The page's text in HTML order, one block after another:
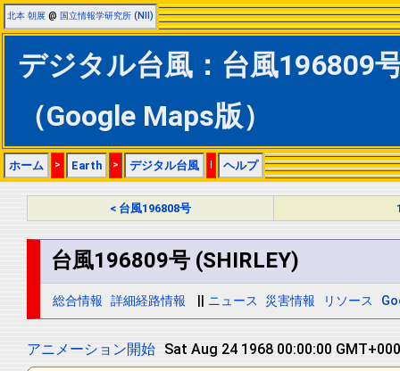
北本 朝展 @ 国立情報学研究所 (NII)
デジタル台風：台風196809
（Google Maps版）
ホーム > Earth > デジタル台風 | ヘルプ
< 台風196808号
台風196809号 (SHIRLEY)
総合情報 詳細経路情報 ニュース 災害情報 リソース
アニメーション開始 Sat Aug 24 1968 00:00:00